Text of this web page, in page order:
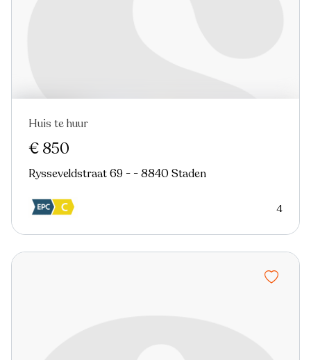
Huis te huur
€ 850
Rysseveldstraat 69 - - 8840 Staden
4